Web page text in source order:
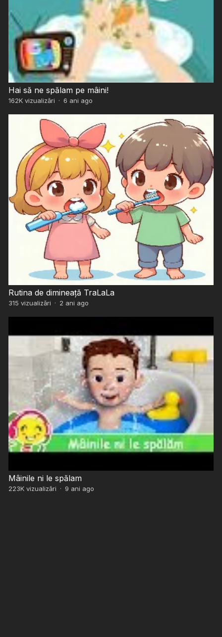
Hai să ne spălam pe mâini!
162Kvizualizări · 6 ani ago
Rutina de dimineață TraLaLa
315 vizualizări · 2 ani ago
Mâinile ni le spălam
223Kvizualizări · 9 ani ago